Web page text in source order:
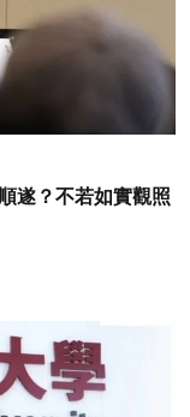
遂？不若如實觀照